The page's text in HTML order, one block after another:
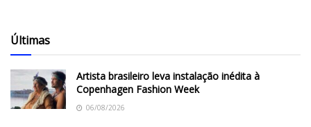
Últimas
Artista brasileiro leva instalação inédita à
Copenhagen Fashion Week
06/08/2026